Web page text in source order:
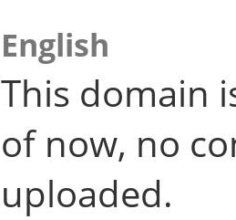
English
This domain
of now, no
uploaded.